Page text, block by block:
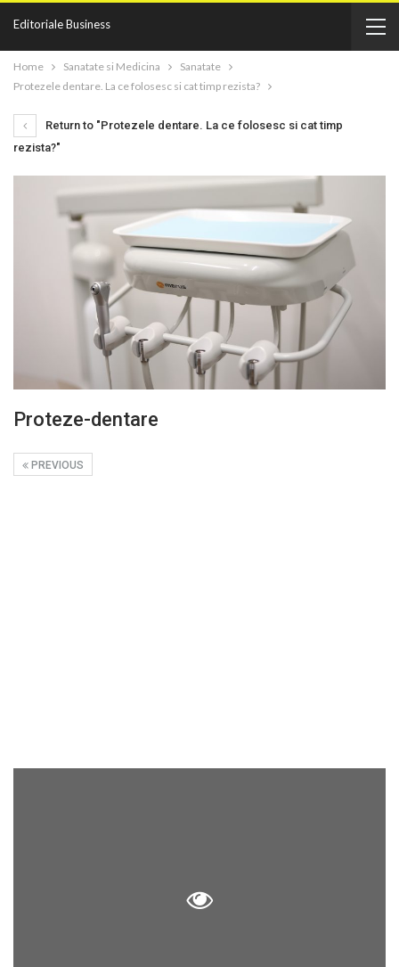
Editoriale Business
Home Sanatate si Medicina
Sanatate
Protezele dentare. La ce folosesc si cat timp rezista?
Return to "Protezele dentare. La ce folosesc si cat timp
rezista?"
Proteze-dentare
PREVIOUS